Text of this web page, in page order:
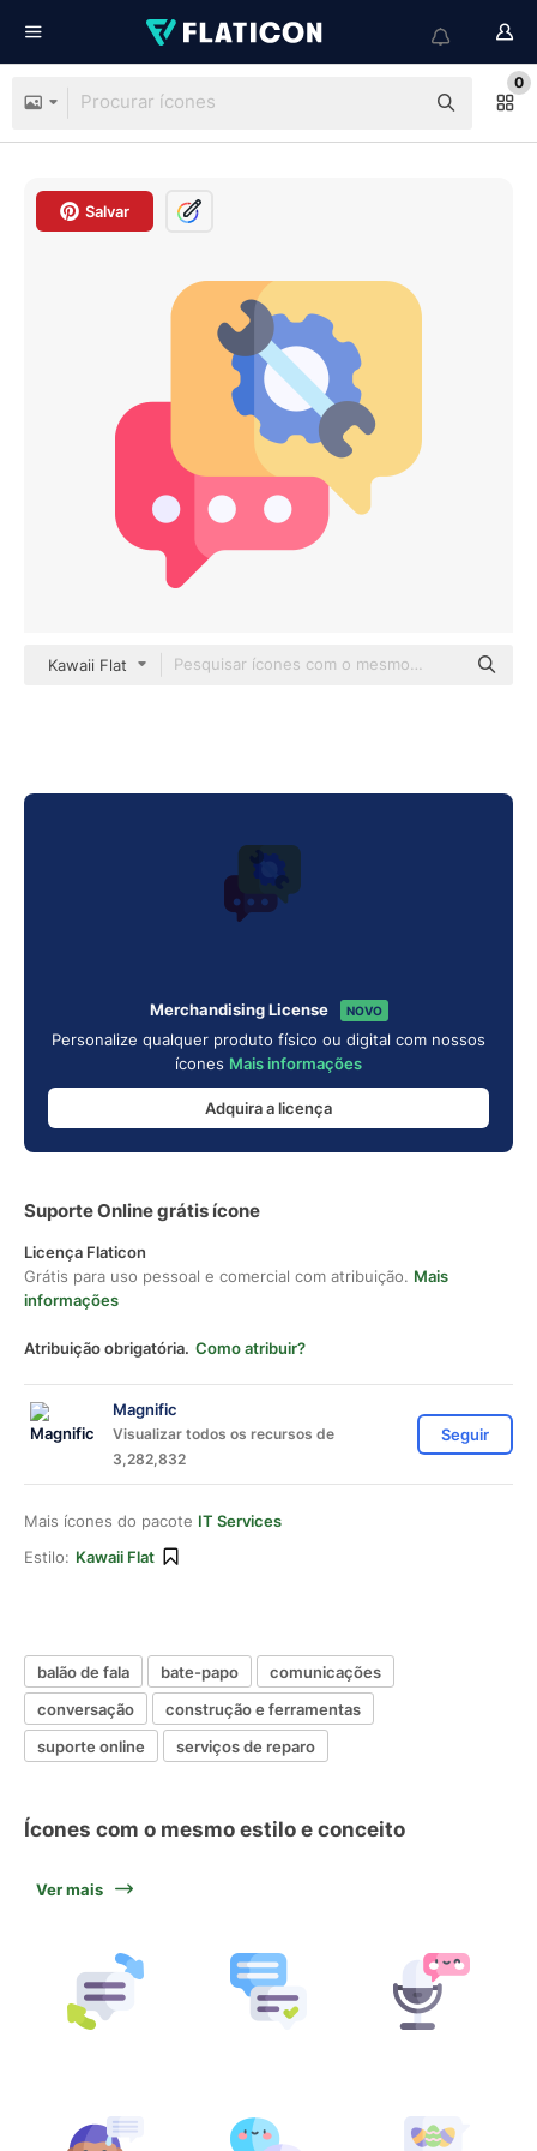
0
Salvar
Kawaii Flat
Merchandising License NOVO
Personalize qualquer produto físico ou digital com nossos
ícones Mais informações
Adquira a licença
Suporte Online grátis ícone
Licença Flaticon
Grátis para uso pessoal e comercial com atribuição. Mais
informações
Atribuição obrigatória. Como atribuir?
Magnific
Visualizar todos os recursos de
3,282,832
Seguir
Mais ícones do pacote IT Services
Estilo: Kawaii Flat
balão de fala bate-papo
comunicações
conversação
construção e ferramentas
suporte online
serviços de reparo
Ícones com o mesmo estilo e conceito
Ver mais